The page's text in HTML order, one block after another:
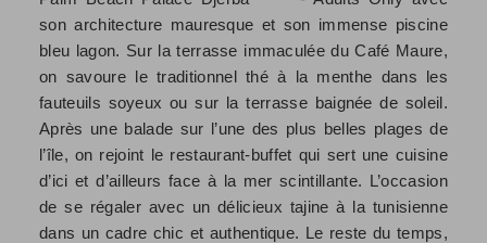
son architecture mauresque et son immense piscine
bleu lagon. Sur la terrasse immaculée du Café Maure,
on savoure le traditionnel thé à la menthe dans les
fauteuils soyeux ou sur la terrasse baignée de soleil.
Après une balade sur l’une des plus belles plages de
l’île, on rejoint le restaurant-buffet qui sert une cuisine
d’ici et d’ailleurs face à la mer scintillante. L’occasion
de se régaler avec un délicieux tajine à la tunisienne
dans un cadre chic et authentique. Le reste du temps,